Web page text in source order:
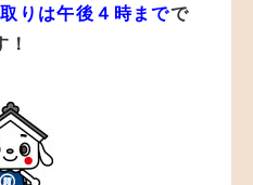
りは午後４時までで
！